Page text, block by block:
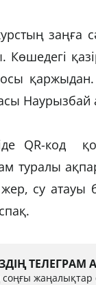
Көшедегі
осы
Наурызбай
QR-код
туралы
су атауы
соңғы жаңалықтар